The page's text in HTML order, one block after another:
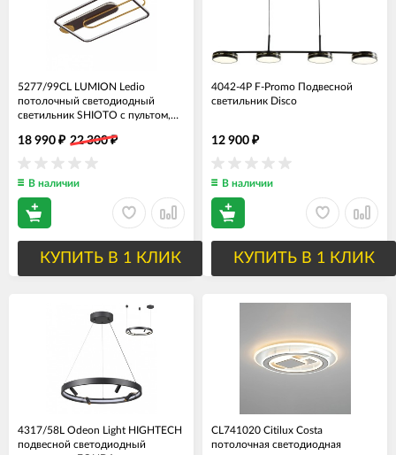
5277/99CL LUMION Ledio
потолочный светодиодный
светильник SHIOTO с пультом,
18 990 ₽ 22 300₽
В наличии
КУПИТЬ В 1 КЛИК
4042-4P F-Promo Подвесной
светильник Disco
12 900 ₽
В наличии
КУПИТЬ В 1 КЛИК
4317/58L Odeon Light HIGHTECH
подвесной светодиодный
CL741020 Citilux Costa
потолочная светодиодная